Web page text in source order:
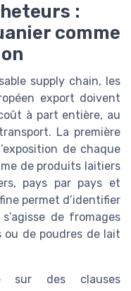
:
comme
supply chain, les
export doivent
à part entière, au
La première
de chaque
de produits laitiers
pays par pays et
permet d’identifier
de fromages
ou de poudres de lait
sur des clauses